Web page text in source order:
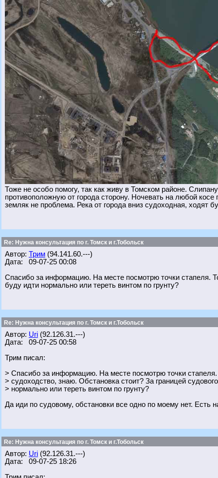
Тоже не особо помогу, так как живу в Томском районе.
противоположную от города сторону. Ночевать на любой
земляк не проблема. Река от города вниз судоходная, ходят
Re: Нужна консультация по г. Томск и г.Тобольск
Автор: Трим (94.141.60.---)
Дата: 09-07-25 00:08
Спасибо за информацию. На месте посмотрю точки стапеля.
буду идти нормально или тереть винтом по грунту?
Re: Нужна консультация по г. Томск и г.Тобольск
Автор: Uri (92.126.31.---)
Дата: 09-07-25 00:58
Трим писал:
> Спасибо за информацию. На месте посмотрю точки стапеля.
> судоходство, знаю. Обстановка стоит? За границей
> нормально или тереть винтом по грунту?
Да иди по судовому, обстановки все одно по моему нет.
Re: Нужна консультация по г. Томск и г.Тобольск
Автор: Uri (92.126.31.---)
Дата: 09-07-25 18:26